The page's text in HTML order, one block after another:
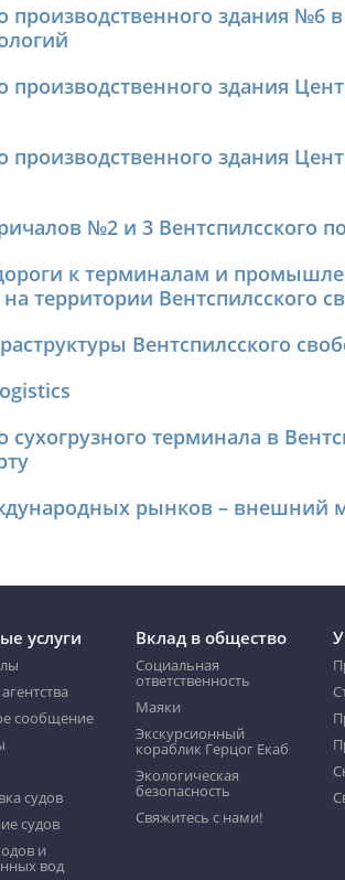
производственного здания №6
производственного здания
производственного здания
№2 и 3 Вентспилсского
к терминалам и
территории Вентспилсского
Вентспилсского
сухогрузного терминала в
рынков – внешний
услуги
сообщение
судов
судов
и
вод
Вклад в общество
Социальная
ответственность
Маяки
Экскурсионный
кораблик Герцог Екаб
Экологическая
безопасность
Свяжитесь с нами!